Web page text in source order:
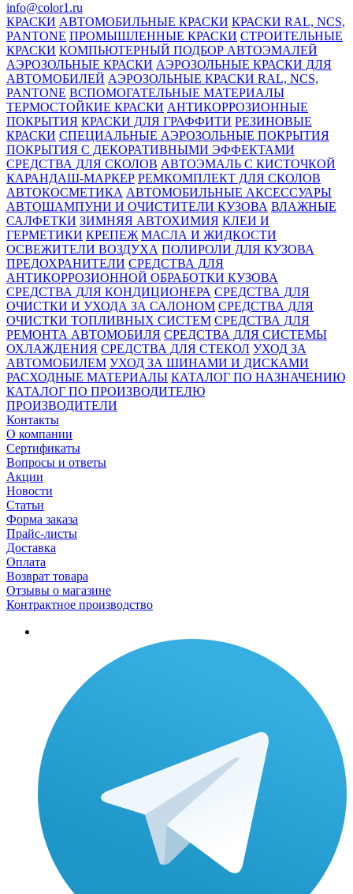
info@color1.ru
КРАСКИ АВТОМОБИЛЬНЫЕ КРАСКИ КРАСКИ RAL, NCS,
PANTONE ПРОМЫШЛЕННЫЕ КРАСКИ СТРОИТЕЛЬНЫЕ
КРАСКИ КОМПЬЮТЕРНЫЙ ПОДБОР АВТОЭМАЛЕЙ
АЭРОЗОЛЬНЫЕ КРАСКИ АЭРОЗОЛЬНЫЕ КРАСКИ ДЛЯ
АВТОМОБИЛЕЙ АЭРОЗОЛЬНЫЕ КРАСКИ RAL, NCS,
PANTONE ВСПОМОГАТЕЛЬНЫЕ МАТЕРИАЛЫ
ТЕРМОСТОЙКИЕ КРАСКИ АНТИКОРРОЗИОННЫЕ
ПОКРЫТИЯ КРАСКИ ДЛЯ ГРАФФИТИ РЕЗИНОВЫЕ
КРАСКИ СПЕЦИАЛЬНЫЕ АЭРОЗОЛЬНЫЕ ПОКРЫТИЯ
ПОКРЫТИЯ С ДЕКОРАТИВНЫМИ ЭФФЕКТАМИ
СРЕДСТВА ДЛЯ СКОЛОВ АВТОЭМАЛЬ С КИСТОЧКОЙ
КАРАНДАШ-МАРКЕР РЕМКОМПЛЕКТ ДЛЯ СКОЛОВ
АВТОКОСМЕТИКА АВТОМОБИЛЬНЫЕ АКСЕССУАРЫ
АВТОШАМПУНИ И ОЧИСТИТЕЛИ КУЗОВА ВЛАЖНЫЕ
САЛФЕТКИ ЗИМНЯЯ АВТОХИМИЯ КЛЕИ И
ГЕРМЕТИКИ КРЕПЕЖ МАСЛА И ЖИДКОСТИ
ОСВЕЖИТЕЛИ ВОЗДУХА ПОЛИРОЛИ ДЛЯ КУЗОВА
ПРЕДОХРАНИТЕЛИ СРЕДСТВА ДЛЯ
АНТИКОРРОЗИОННОЙ ОБРАБОТКИ КУЗОВА
СРЕДСТВА ДЛЯ КОНДИЦИОНЕРА СРЕДСТВА ДЛЯ
ОЧИСТКИ И УХОДА ЗА САЛОНОМ СРЕДСТВА ДЛЯ
ОЧИСТКИ ТОПЛИВНЫХ СИСТЕМ СРЕДСТВА ДЛЯ
РЕМОНТА АВТОМОБИЛЯ СРЕДСТВА ДЛЯ СИСТЕМЫ
ОХЛАЖДЕНИЯ СРЕДСТВА ДЛЯ СТЕКОЛ УХОД ЗА
АВТОМОБИЛЕМ УХОД ЗА ШИНАМИ И ДИСКАМИ
РАСХОДНЫЕ МАТЕРИАЛЫ КАТАЛОГ ПО НАЗНАЧЕНИЮ
КАТАЛОГ ПО ПРОИЗВОДИТЕЛЮ
ПРОИЗВОДИТЕЛИ
Контакты
О компании
Сертификаты
Вопросы и ответы
Акции
Новости
Статьи
Форма заказа
Прайс-листы
Доставка
Оплата
Возврат товара
Отзывы о магазине
Контрактное производство